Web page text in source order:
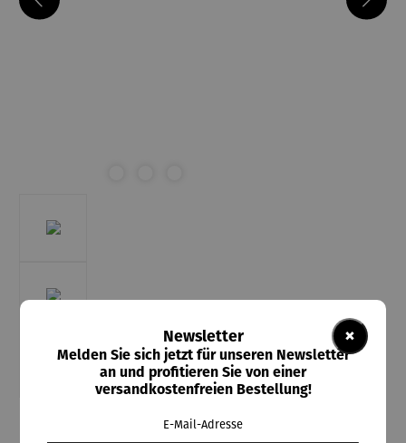
×
Newsletter
Melden Sie sich jetzt für unseren Newsletter
an und profitieren Sie von einer
versandkostenfreien Bestellung!
E-Mail-Adresse